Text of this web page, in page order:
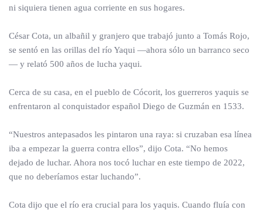
ni siquiera tienen agua corriente en sus hogares.
César Cota, un albañil y granjero que trabajó junto a Tomás Rojo,
se sentó en las orillas del río Yaqui —ahora sólo un barranco seco
— y relató 500 años de lucha yaqui.
Cerca de su casa, en el pueblo de Cócorit, los guerreros yaquis se
enfrentaron al conquistador español Diego de Guzmán en 1533.
“Nuestros antepasados les pintaron una raya: si cruzaban esa línea
iba a empezar la guerra contra ellos”, dijo Cota. “No hemos
dejado de luchar. Ahora nos tocó luchar en este tiempo de 2022,
que no deberíamos estar luchando”.
Cota dijo que el río era crucial para los yaquis. Cuando fluía con